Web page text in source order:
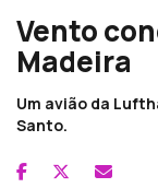
Vento
Madeira
Um avião da
Santo.